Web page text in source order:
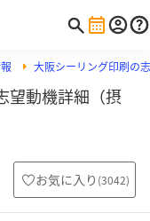
大阪シーリング印刷の
望動機詳細（摂
お気に入り (3042)